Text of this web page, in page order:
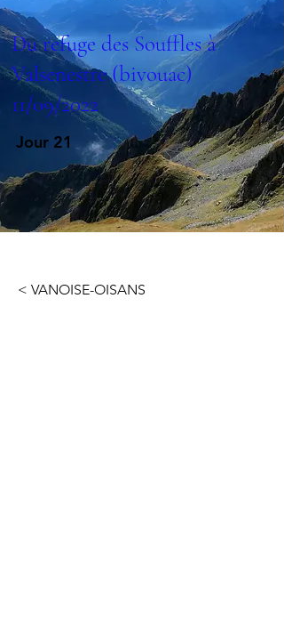
Du refuge des Souffles à
Valsenestre (bivouac)
11/09/2022
Jour 21
< VANOISE-OISANS